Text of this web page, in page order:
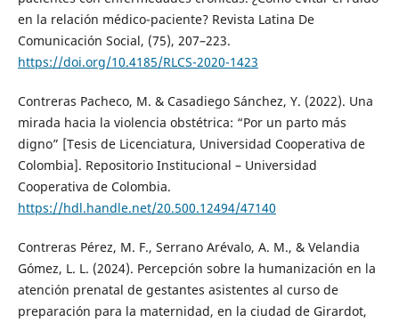
en la relación médico-paciente? Revista Latina De
Comunicación Social, (75), 207–223.
https://doi.org/10.4185/RLCS-2020-1423
Contreras Pacheco, M. & Casadiego Sánchez, Y. (2022). Una
mirada hacia la violencia obstétrica: “Por un parto más
digno” [Tesis de Licenciatura, Universidad Cooperativa de
Colombia]. Repositorio Institucional – Universidad
Cooperativa de Colombia.
https://hdl.handle.net/20.500.12494/47140
Contreras Pérez, M. F., Serrano Arévalo, A. M., & Velandia
Gómez, L. L. (2024). Percepción sobre la humanización en la
atención prenatal de gestantes asistentes al curso de
preparación para la maternidad, en la ciudad de Girardot,